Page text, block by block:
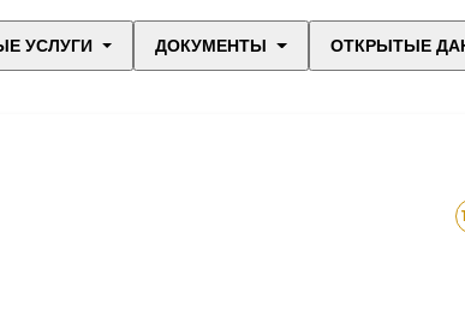
УСЛУГИ ДОКУМЕНТЫ ОТКРЫТЫЕ